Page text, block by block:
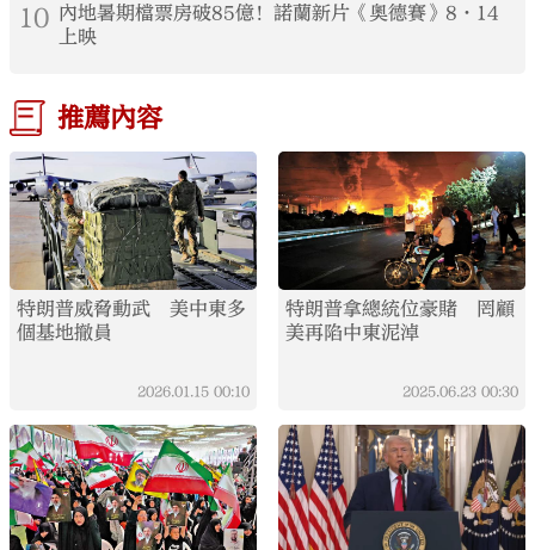
10 內地暑期檔票房破85億！諾蘭新片《奧德賽》8·14
上映
推薦內容
特朗普威脅動武 美中東多
個基地撤員
2026.01.15 00:10
特朗普拿總統位豪賭 罔顧
美再陷中東泥淖
2025.06.23 00:30